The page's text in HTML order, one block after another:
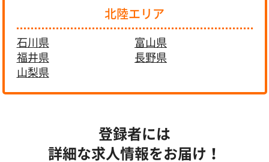
北陸エリア
石川県
富山県
福井県
長野県
山梨県
登録者には
詳細な求人情報をお届け！